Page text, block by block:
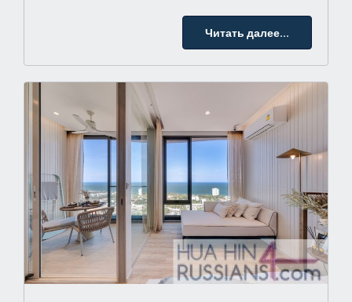
Читать далее...